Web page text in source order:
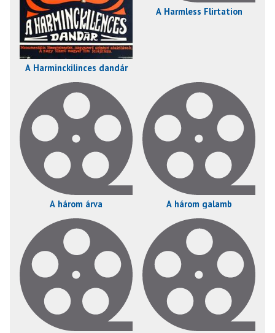
A Harminckilinces dandár
A Harmless Flirtation
A három árva A három galamb